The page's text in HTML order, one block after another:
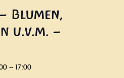
Blumen,
u.v.m. –
– 17:00